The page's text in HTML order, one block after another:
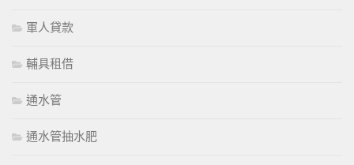
軍人貸款
輔具租借
通水管
通水管抽水肥